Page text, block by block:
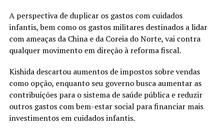
A perspectiva de duplicar os gastos com cuidados
infantis, bem como os gastos militares destinados a lidar
com ameaças da China e da Coreia do Norte, vai contra
qualquer movimento em direção à reforma fiscal.
Kishida descartou aumentos de impostos sobre vendas
como opção, enquanto seu governo busca aumentar as
contribuições para o sistema de saúde pública e reduzir
outros gastos com bem-estar social para financiar mais
investimentos em cuidados infantis.